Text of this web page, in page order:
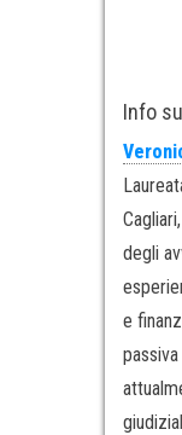
Info
degli
e